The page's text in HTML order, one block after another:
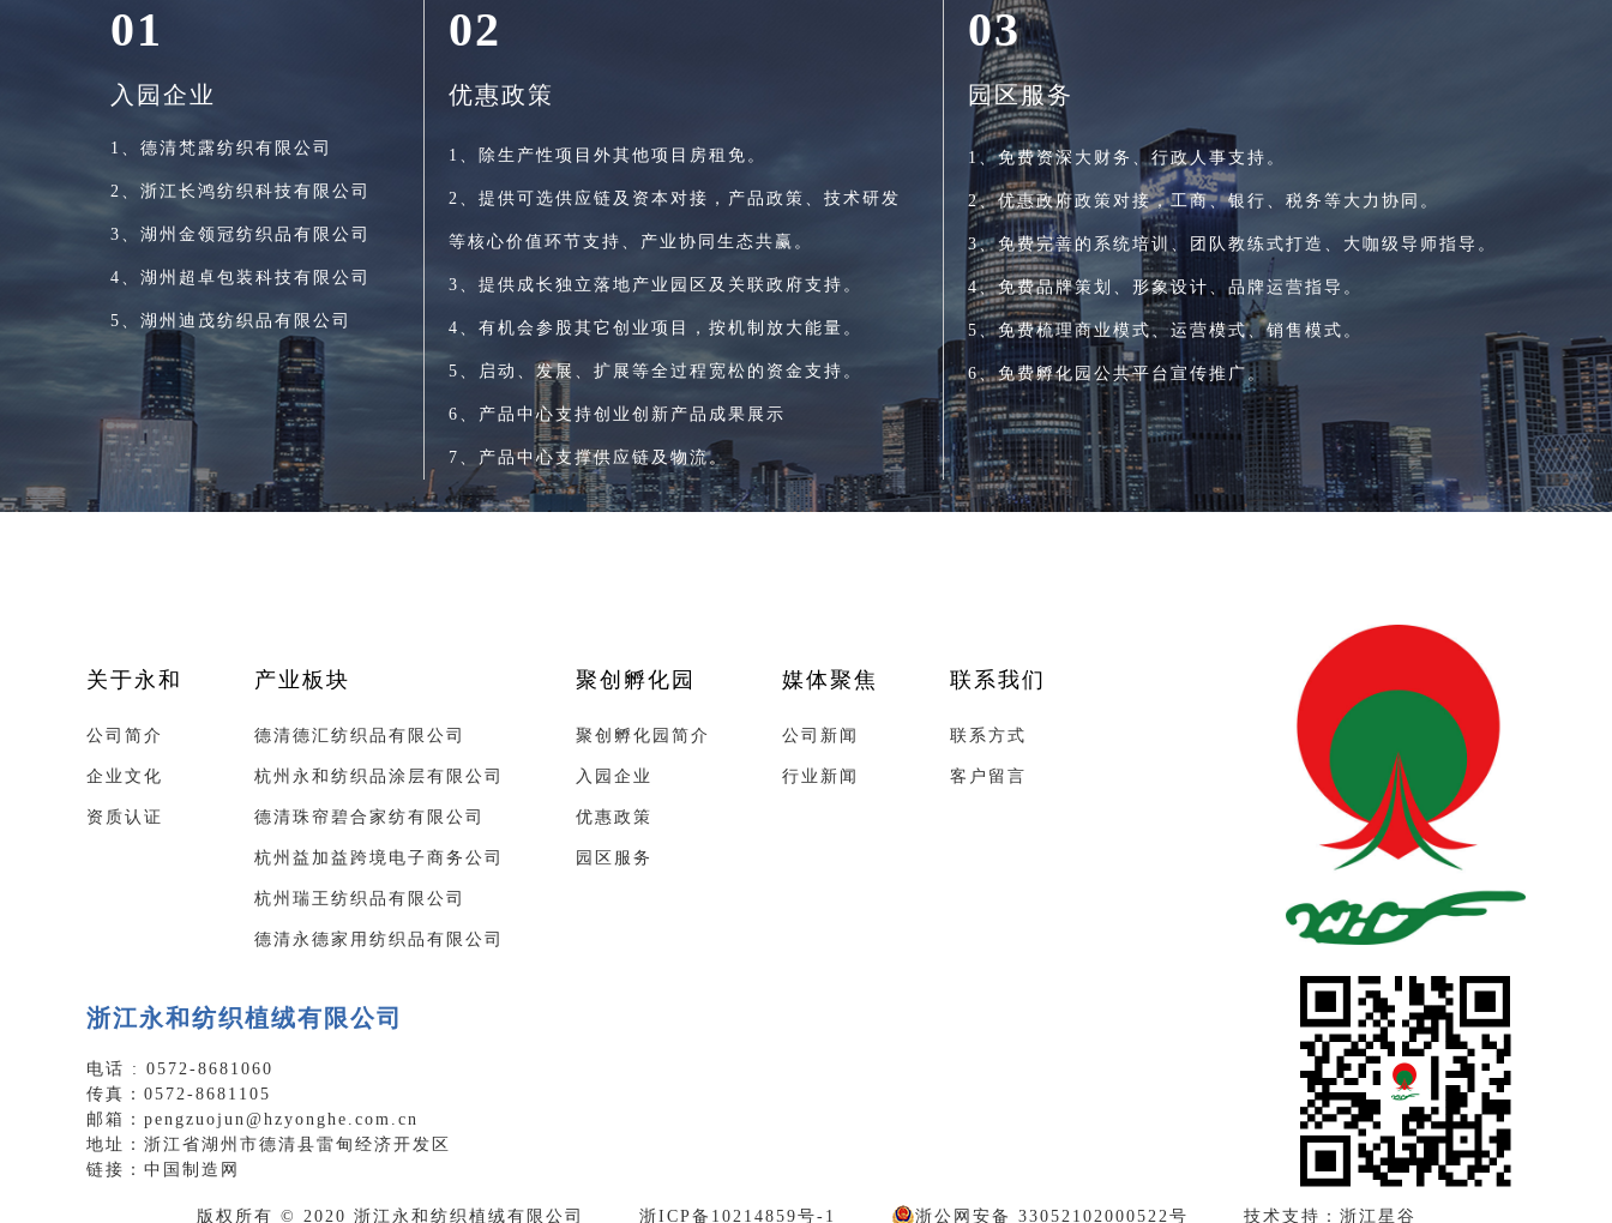
01
入园企业
1、德清梵露纺织有限公司
2、浙江长鸿纺织科技有限公司
3、湖州金领冠纺织品有限公司
4、湖州超卓包装科技有限公司
5、湖州迪茂纺织品有限公司
02
优惠政策
1、除生产性项目外其他项目房租免。
2、提供可选供应链及资本对接，产品政策、技术研发
等核心价值环节支持、产业协同生态共赢。
3、提供成长独立落地产业园区及关联政府支持。
4、有机会参股其它创业项目，按机制放大能量。
5、启动、发展、扩展等全过程宽松的资金支持。
6、产品中心支持创业创新产品成果展示
7、产品中心支撑供应链及物流。
03
园区服务
1、免费资深大财务、行政人事支持。
2、优惠政府政策对接，工商、银行、税务等大力协同。
3、免费完善的系统培训、团队教练式打造、大咖级导师指导。
4、免费品牌策划、形象设计、品牌运营指导。
5、免费梳理商业模式、运营模式、销售模式。
6、免费孵化园公共平台宣传推广。
关于永和
公司简介
企业文化
资质认证
产业板块
德清德汇纺织品有限公司
杭州永和纺织品涂层有限公司
德清珠帘碧合家纺有限公司
杭州益加益跨境电子商务公司
杭州瑞王纺织品有限公司
德清永德家用纺织品有限公司
聚创孵化园
聚创孵化园简介
入园企业
优惠政策
园区服务
媒体聚焦
公司新闻
行业新闻
联系我们
联系方式
客户留言
浙江永和纺织植绒有限公司
电话 : 0572-8681060
传真：0572-8681105
邮箱：pengzuojun@hzyonghe.com.cn
地址：浙江省湖州市德清县雷甸经济开发区
链接： 中国制造网
版权所有 © 2020 浙江永和纺织植绒有限公司 浙ICP备10214859号-1 浙公网安备 33052102000522号 技术支持：浙江星谷